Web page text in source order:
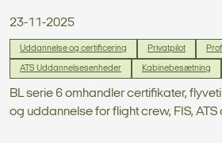
23-11-2025
Uddannelse og certificering Privatpilot
ATS Uddannelsesenheder Kabinebesætning
BL serie 6 omhandler certifikater,
og uddannelse for flight crew, FIS, ATS